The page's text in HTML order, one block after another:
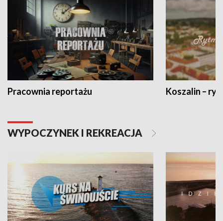
Pracownia reportażu Koszalin –
WYPOCZYNEK I REKREACJA